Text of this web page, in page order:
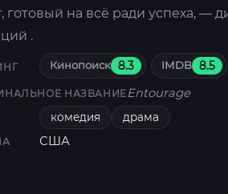
готовый на всё ради успеха, —
.
Кинопоиск 8.3 IMDB 8.5
НАЗВАНИЕEntourage
комедия драма
США